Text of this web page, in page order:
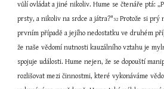
vůlí ovládat a jiné nikoliv. Hume se čtenáře ptá:
prsty, a nikoliv na srdce a játra?"32 Protože si prý
prvním případě a jejího nedostatku ve druhém
že naše vědomí nutnosti kauzálního vztahu je
spojuje události. Hume nejen, že se dopouští
rozlišovat mezi činnostmi, které vykonáváme